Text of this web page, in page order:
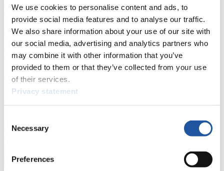
We use cookies to personalise content and ads, to
provide social media features and to analyse our traffic.
We also share information about your use of our site with
our social media, advertising and analytics partners who
may combine it with other information that you’ve
provided to them or that they’ve collected from your use
of their services.
Privacy statement
Selection
Necessary
Preferences
Rennkalender
Kunstbahn Rodeln Alpin RodelnRennkalender als PDF
Ergebnisse
Aktuell
FIL LIVE TV
Live Streaming
Live Streaming Alpin
Highlights YOG Gangwon 2024